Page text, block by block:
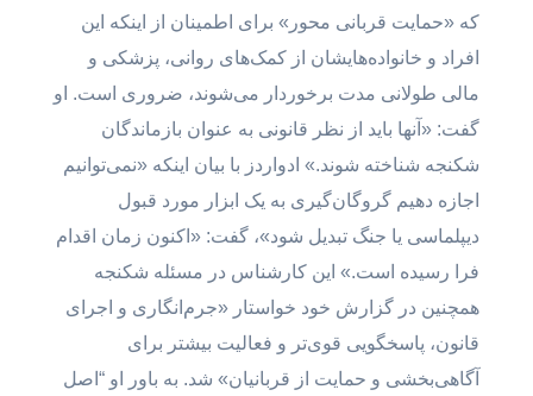
که «حمایت قربانی محور» برای اطمینان از اینکه این
افراد و خانواده‌هایشان از کمک‌های روانی، پزشکی و
مالی طولانی مدت برخوردار می‌شوند، ضروری است. او
گفت: «آنها باید از نظر قانونی به عنوان بازماندگان
شکنجه شناخته شوند.» ادواردز با بیان اینکه «نمی‌توانیم
اجازه دهیم گروگان‌گیری به یک ابزار مورد قبول
دیپلماسی یا جنگ تبدیل شود»، گفت: «اکنون زمان اقدام
فرا رسیده است.» این کارشناس در مسئله شکنجه
همچنین در گزارش خود خواستار «جرم‌انگاری و اجرای
قانون، پاسخگویی قوی‌تر و فعالیت بیشتر برای
آگاهی‌بخشی و حمایت از قربانیان» شد. به باور او “اصل